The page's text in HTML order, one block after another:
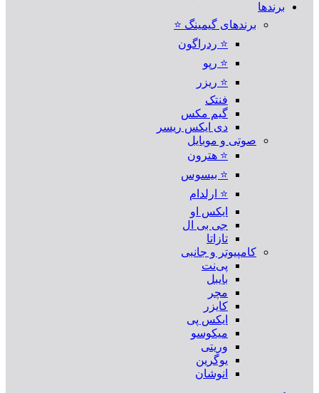
برندها
برندهای گیمینگ ⭐
⭐ ردراگون
⭐ رپو
⭐ ریزر
فنتک
گیم مکس
دی ایکس ریسر
صوتی و موبایل
⭐ هترون
⭐ بیسوس
⭐ ارلدام
ایکس او
جی بی ال
تازاتا
کامپیوتر و جانبی
پی‌نت
بایبل
مچر
کایزر
ایکس پی
میکوسو
وریتی
یوگرین
انوشان